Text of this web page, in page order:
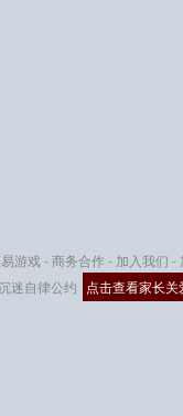
游戏-商务合作 - 加入我们 -
点击查看家长关
迷自律公约